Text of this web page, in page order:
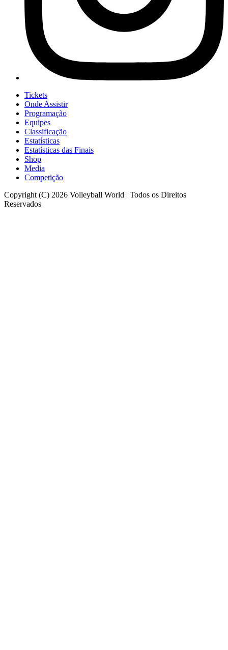
Tickets
Onde Assistir
Programação
Equipes
Classificação
Estatísticas
Estatísticas das Finais
Shop
Media
Competição
Copyright (C) 2026 Volleyball World | Todos os Direitos
Reservados